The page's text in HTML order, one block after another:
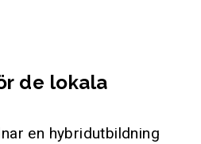
de lokala
en hybridutbildning